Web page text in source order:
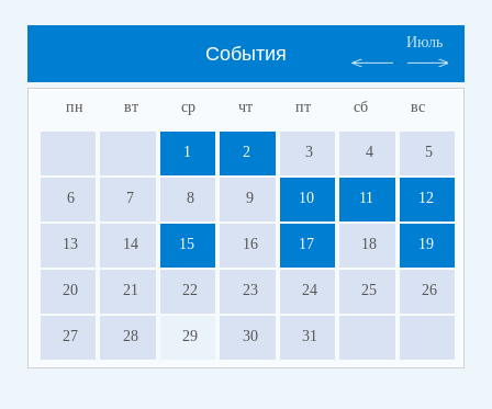
События
Июль
пн вт ср чт пт сб вс
1 2 3 4 5
6 7 8 9 10 11 12
13 14 15 16 17 18 19
20 21 22 23 24 25 26
27 28 29 30 31